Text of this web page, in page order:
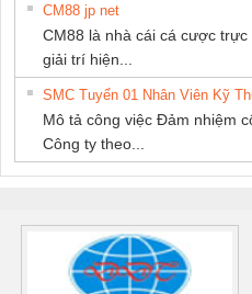
CM88 jp net
CM88 là nhà cái cá cược
giải trí hiện...
SMC Tuyển 01 Nhân Viên Kỹ
Mô tả công việc Đảm nhiệm
Công ty theo...